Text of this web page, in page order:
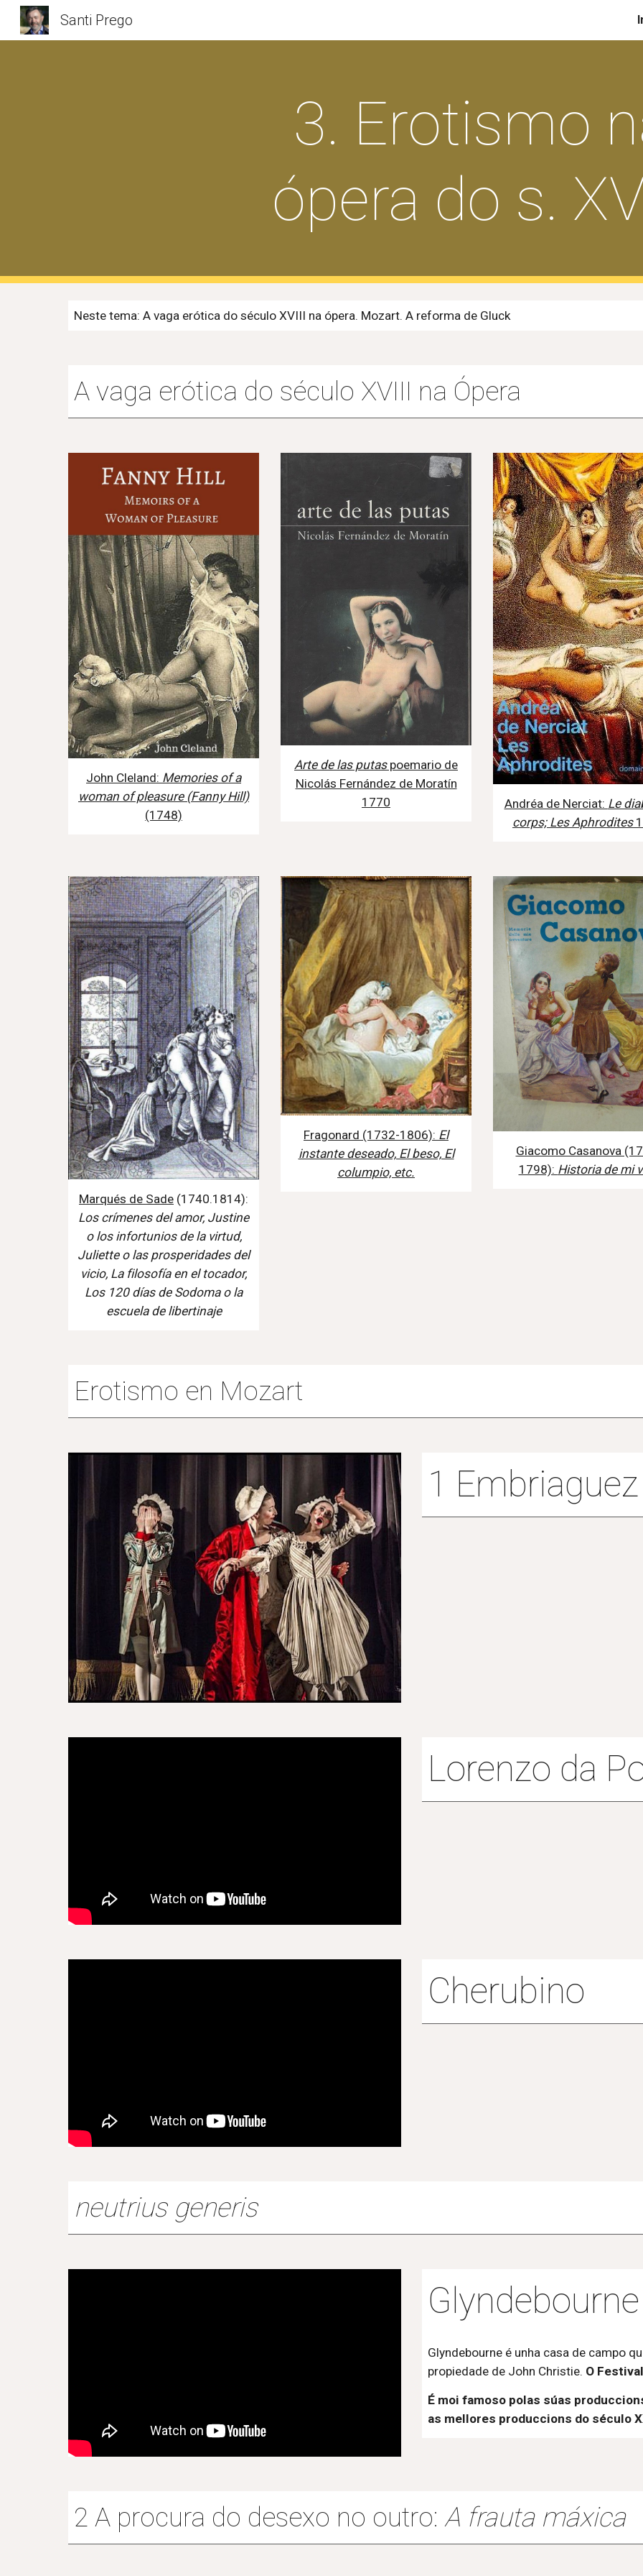
Skip to
Santi Prego
3. Erotismo
ópera do s.
Neste tema: A vaga erótica do século XVIII na ópera. Mozart. A reforma de Gluck
A vaga erótica do século XVIII na Ópera
John Cleland: Memories of a
woman of pleasure (Fanny Hill)
(1748)
Arte de las putaspoemario de
Nicolás Fernández de Moratín
1770
Andréa de Nerciat: Le
corps; Les Aphrodites
Marqués de Sade (1740.1814):
Los crímenes del amor, Justine
o los infortunios de la virtud,
Juliette o las prosperidades del
vicio, La filosofía en el tocador,
Los 120 días de Sodoma o la
escuela de libertinaje
Fragonard (1732-1806): El
instante deseado, El beso, El
columpio, etc.
Giacomo Casanova
1798): Historia de mi
Erotismo en Mozart
1
Lorenzo da
Cherubino
neutrius generis
Glyndebourne é unha casa de campo
propiedade de John Christie. O
É moi famoso polas súas
as mellores produccions do século
2 A procura do desexo no outro: A frauta máxica